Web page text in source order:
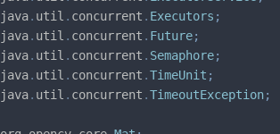
java. util . concurrent . Executors ;
java. util . concurrent . Future;
java. util . concurrent . Semaphore;
java. util . concurrent .TimeUnit ;
java. util . concurrent .TimeoutException;